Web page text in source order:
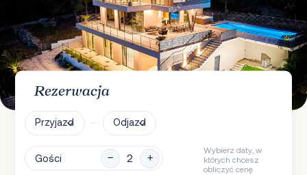
Rezerwacja
Przyjazd Odjazd
Gości
Wybierz daty, w
których chcesz
obliczyć cenę